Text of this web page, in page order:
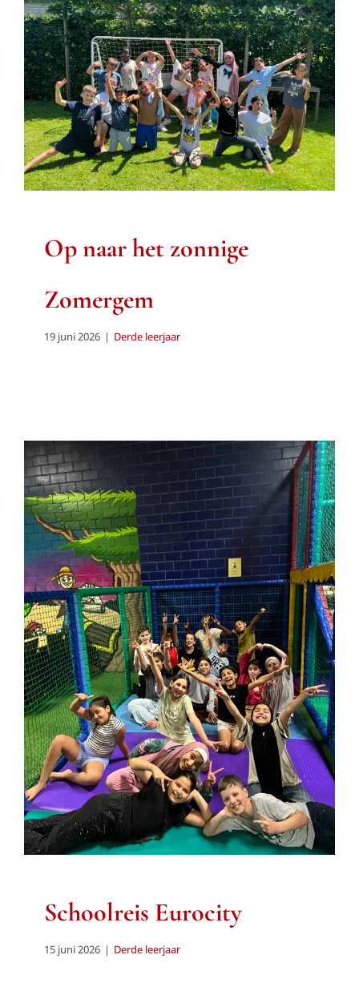
Op naar het zonnige
Zomergem
Derde leerjaar
Op naar het zonnige
Zomergem
19 juni 2026 | Derde leerjaar
Schoolreis Eurocity
Derde leerjaar
Schoolreis Eurocity
15 juni 2026 | Derde leerjaar